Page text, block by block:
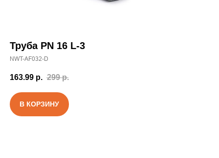
Труба PN 16 L-3
NWT-AF032-D
163.99 р. 299 р.
В КОРЗИНУ